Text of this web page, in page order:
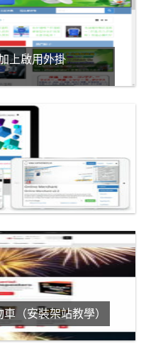
上啟用外掛
（安裝架站教學）